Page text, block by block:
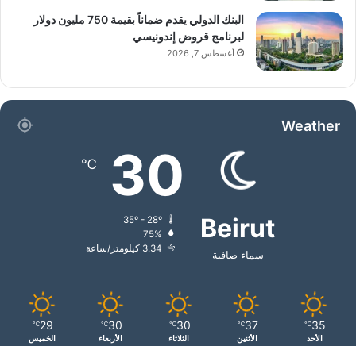
البنك الدولي يقدم ضماناً بقيمة 750 مليون دولار
لبرنامج قروض إندونيسي
أغسطس 7, 2026
Weather
Beirut
سماء صافية
30
℃
75%
3.34 كيلومتر/ساعة
35
℃
الأحد
37
℃
الأثنين
30
℃
الثلاثاء
30
℃
الأربعاء
29
℃
الخميس